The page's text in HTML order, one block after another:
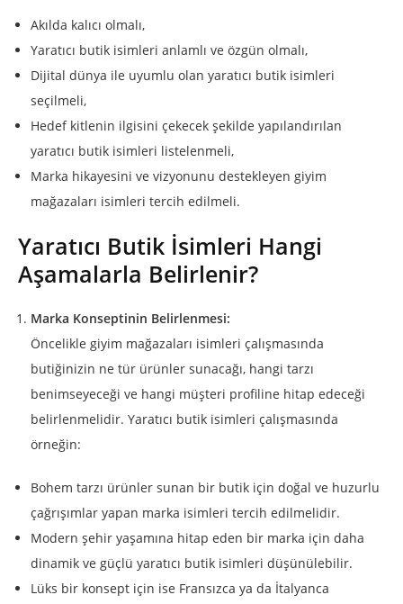
Akılda kalıcı olmalı,
Yaratıcı butik isimleri anlamlı ve özgün olmalı,
Dijital dünya ile uyumlu olan yaratıcı butik isimleri
seçilmeli,
Hedef kitlenin ilgisini çekecek şekilde yapılandırılan
yaratıcı butik isimleri listelenmeli,
Marka hikayesini ve vizyonunu destekleyen giyim
mağazaları isimleri tercih edilmeli.
Yaratıcı Butik İsimleri Hangi
Aşamalarla Belirlenir?
Marka Konseptinin Belirlenmesi:
Öncelikle giyim mağazaları isimleri çalışmasında
butiğinizin ne tür ürünler sunacağı, hangi tarzı
benimseyeceği ve hangi müşteri profiline hitap edeceği
belirlenmelidir. Yaratıcı butik isimleri çalışmasında
örneğin:
Bohem tarzı ürünler sunan bir butik için doğal ve huzurlu
çağrışımlar yapan marka isimleri tercih edilmelidir.
Modern şehir yaşamına hitap eden bir marka için daha
dinamik ve güçlü yaratıcı butik isimleri düşünülebilir.
Lüks bir konsept için ise Fransızca ya da İtalyanca